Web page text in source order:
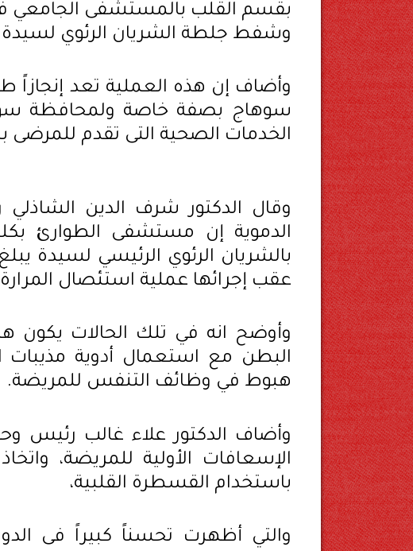
بقسم القلب بالمستشفى الجامعي
وشفط جلطة الشريان الرئوي لسيدة في عمر
وأضاف إن هذه العملية تعد
سوهاج بصفة خاصة ولمحافظة
الخدمات الصحية التى تقدم
وقال الدكتور شرف الدين
الدموية إن مستشفى الطوارئ
عقب إجرائها عملية استئصال
وأوضح انه في تلك الحالات يكون
البطن مع استعمال أدوية مذيبات
هبوط في وظائف التنفس للمريضة.
وأضاف الدكتور علاء غالب رئيس
الإسعافات الأولية للمريضة،
باستخدام القسطرة القلبية،
والتي أظهرت تحسناً كبيراً فى